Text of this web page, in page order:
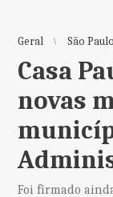
Geral São Paulo
Casa
novas
Foi firmado